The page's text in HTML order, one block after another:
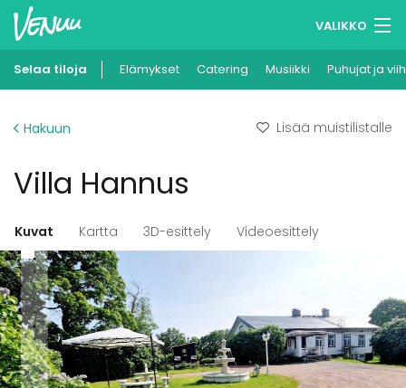
VALIKKO
Muistilistasi
Ilmoita kohteesi
Selaa tiloja Elämykset Catering Musiikki Puhujat ja
Hakuun Lisää muistilistalle
Villa Hannus
Kuvat Kartta 3D-esittely Videoesittely